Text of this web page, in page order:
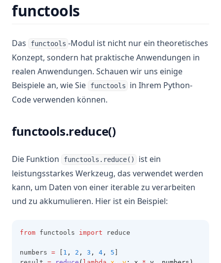
functools
Das functools -Modul ist nicht nur ein theoretisches
Konzept, sondern hat praktische Anwendungen in
realen Anwendungen. Schauen wir uns einige
Beispiele an, wie Sie
functools
in Ihrem Python-
Code verwenden können.
functools.reduce()
Die Funktion functools.reduce()
ist ein
leistungsstarkes Werkzeug, das verwendet werden
kann, um Daten von einer iterable zu verarbeiten
und zu akkumulieren. Hier ist ein Beispiel:
from functools import reduce
numbers = 1 , 2 , 3 , 4 , 5